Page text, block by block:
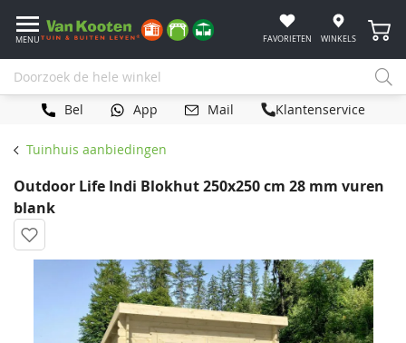
MENU FAVORIETEN WINKELS
Bel App Mail Klantenservice
Tuinhuis aanbiedingen
Outdoor Life Indi Blokhut 250x250 cm 28 mm vuren
blank